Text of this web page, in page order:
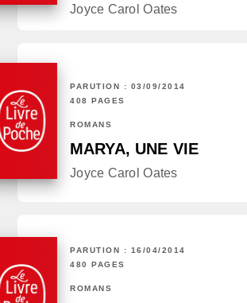
Joyce Carol Oates
PARUTION : 03/09/2014
408 PAGES
ROMANS
MARYA, UNE VIE
Joyce Carol Oates
PARUTION : 16/04/2014
480 PAGES
ROMANS